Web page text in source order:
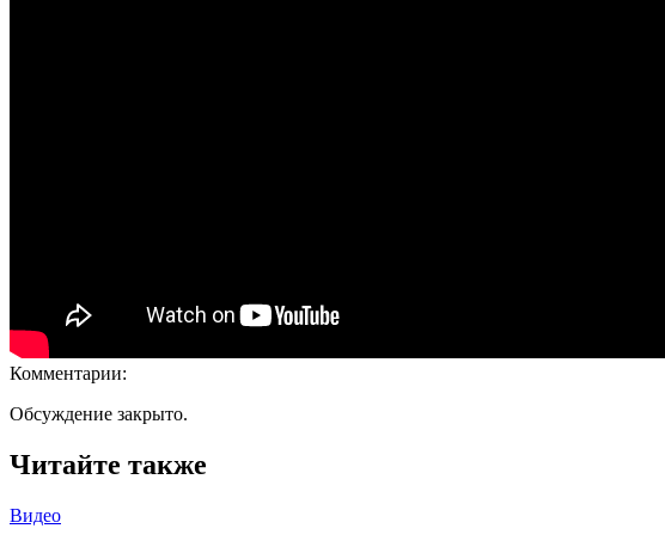
Комментарии:
Обсуждение закрыто.
Читайте также
Видео